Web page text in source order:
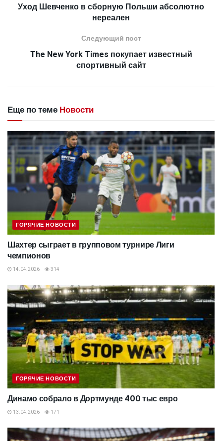
Уход Шевченко в сборную Польши абсолютно
нереален
Следующий пост
The New York Times покупает известный
спортивный сайт
Еще по теме Новости
ГОРЯЧИЕ НОВОСТИ
Шахтер сыграет в групповом турнире Лиги
чемпионов
14.04.2026 314
ГОРЯЧИЕ НОВОСТИ
Динамо собрало в Дортмунде 400 тыс евро
13.04.2026 171